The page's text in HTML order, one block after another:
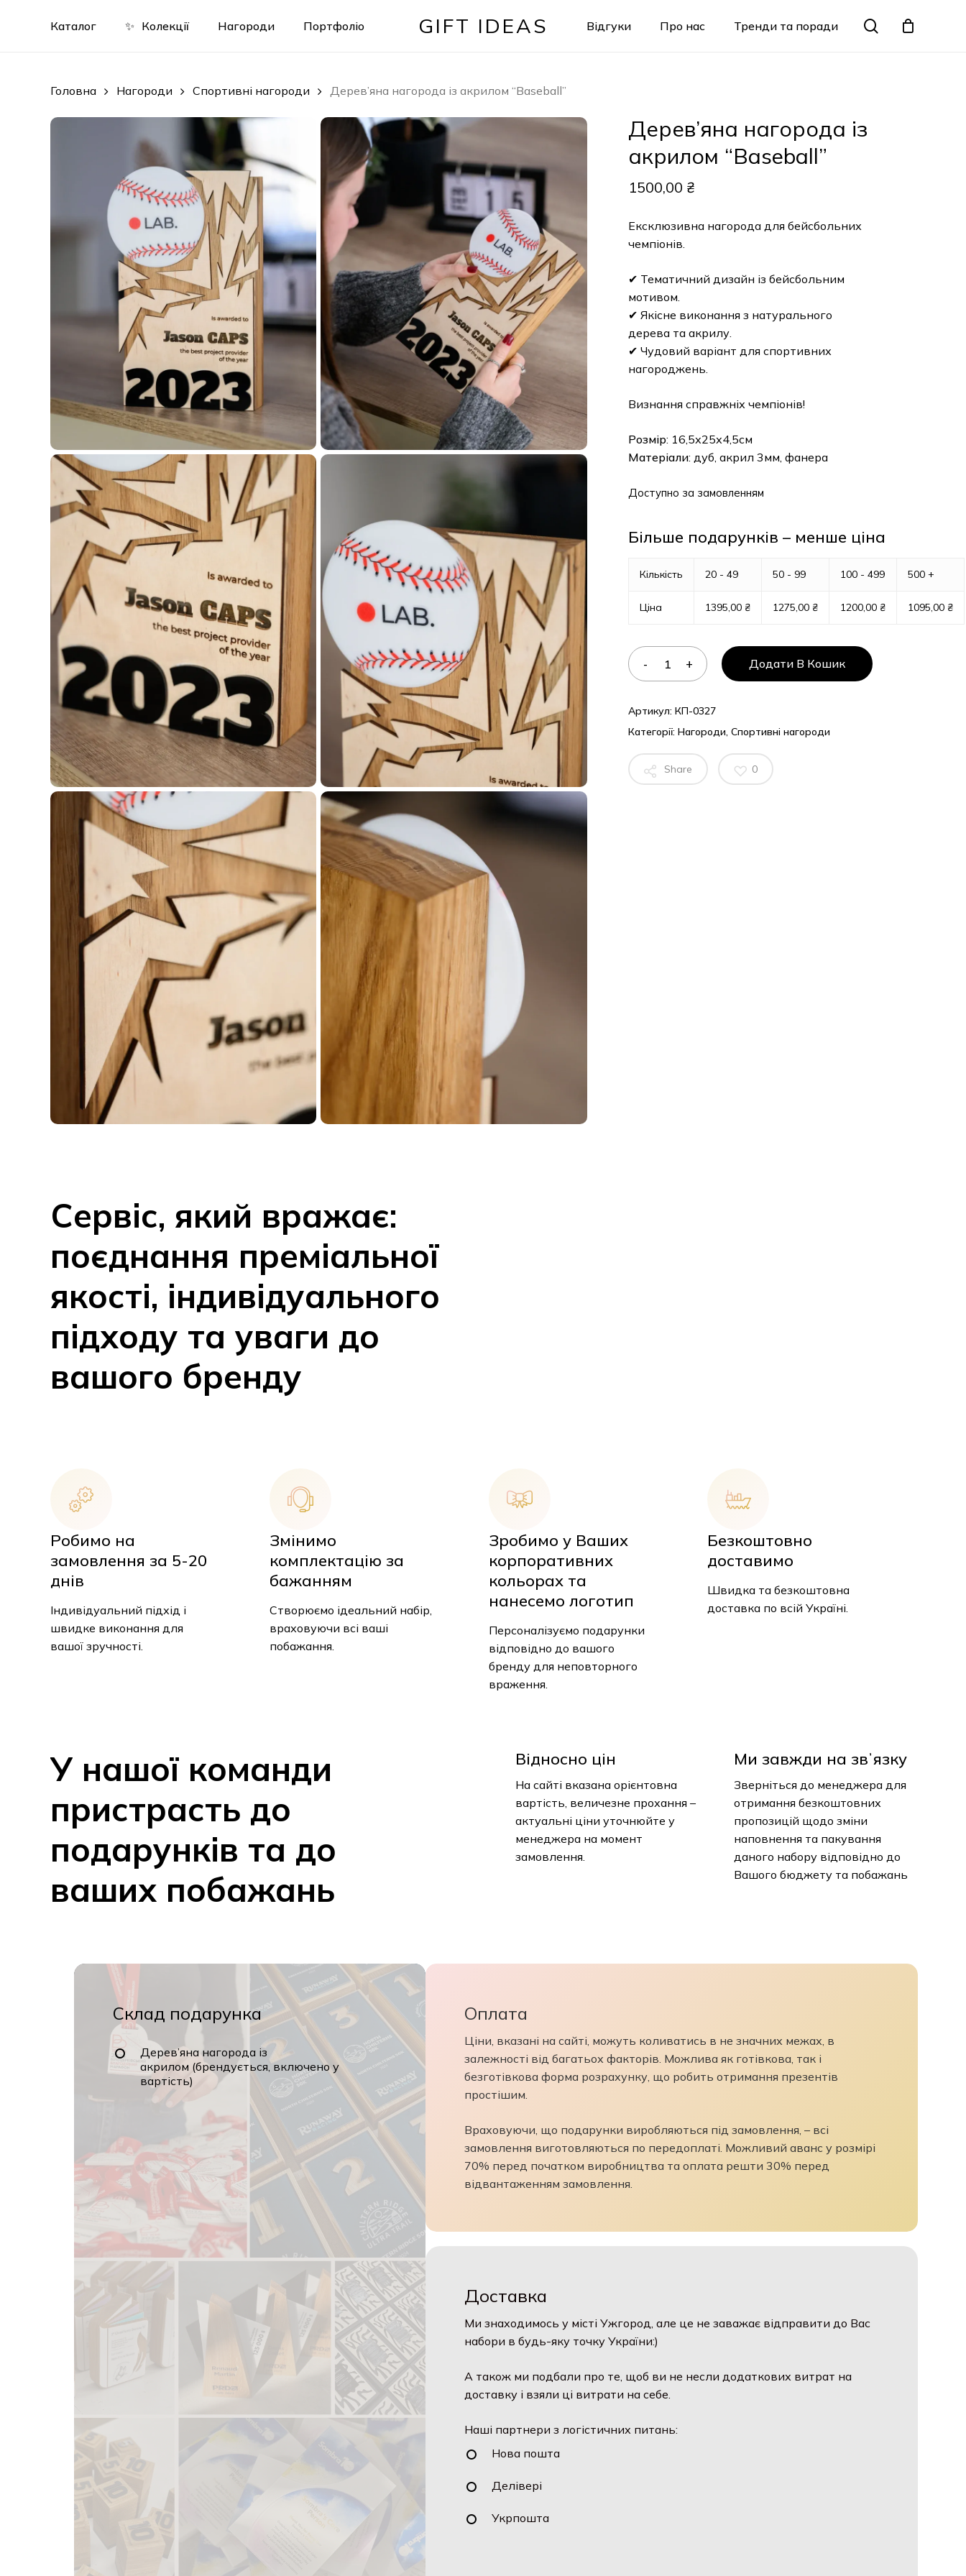
GIFT IDEAS
Каталог ✨ Колекції Нагороди Портфоліо Відгуки Про нас Тренди та поради search
Кошик
У кошику немає товарів.
Головна Нагороди Спортивні нагороди Дерев’яна нагорода із акрилом “Baseball”
Дерев’яна нагорода із
акрилом “Baseball”
1500,00 ₴
Ексклюзивна нагорода для бейсбольних
чемпіонів.
✔ Тематичний дизайн із бейсбольним
мотивом.
✔ Якісне виконання з натурального
дерева та акрилу.
✔ Чудовий варіант для спортивних
нагороджень.
Визнання справжніх чемпіонів!
Розмір: 16,5х25х4,5см
Матеріали: дуб, акрил 3мм, фанера
Доступно за замовленням
Більше подарунків – менше ціна
Кількість 20 - 49 50 - 99 100 - 499 500 +
Ціна 1395,00 ₴ 1275,00 ₴ 1200,00 ₴ 1095,00 ₴
Додати В Кошик
Артикул: КП-0327
Категорії: Нагороди, Спортивні нагороди
Share 0
Сервіс, який вражає:
поєднання преміальної
якості, індивідуального
підходу та уваги до
вашого бренду
Робимо на
замовлення за 5-20
днів
Індивідуальний підхід і
швидке виконання для
вашої зручності.
Змінимо
комплектацію за
бажанням
Створюємо ідеальний набір,
враховуючи всі ваші
побажання.
Зробимо у Ваших
корпоративних
кольорах та
нанесемо логотип
Персоналізуємо подарунки
відповідно до вашого
бренду для неповторного
враження.
Безкоштовно
доставимо
Швидка та безкоштовна
доставка по всій Україні.
У нашої команди
пристрасть до
подарунків та до
ваших побажань
Відносно цін
На сайті вказана орієнтовна
вартість, величезне прохання –
актуальні ціни уточнюйте у
менеджера на момент
замовлення.
Ми завжди на звʼязку
Зверніться до менеджера для
отримання безкоштовних
пропозицій щодо зміни
наповнення та пакування
даного набору відповідно до
Вашого бюджету та побажань
Склад подарунка
Дерев’яна нагорода із
акрилом (брендується, включено у
вартість)
Оплата
Ціни, вказані на сайті, можуть коливатись в не значних межах, в
залежності від багатьох факторів. Можлива як готівкова, так і
безготівкова форма розрахунку, що робить отримання презентів
простішим.
Враховуючи, що подарунки виробляються під замовлення, – всі
замовлення виготовляються по передоплаті. Можливий аванс у розмірі
70% перед початком виробництва та оплата решти 30% перед
відвантаженням замовлення.
Доставка
Ми знаходимось у місті Ужгород, але це не заважає відправити до Вас
набори в будь-яку точку України:)
А також ми подбали про те, щоб ви не несли додаткових витрат на
доставку і взяли ці витрати на себе.
Наші партнери з логістичних питань:
Нова пошта
Делівері
Укрпошта